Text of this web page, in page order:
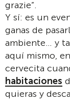
grazie”.
Y sí: es un
ganas de
ambiente… y
aquí mismo, en
cervecita
habitaciones
quieras y